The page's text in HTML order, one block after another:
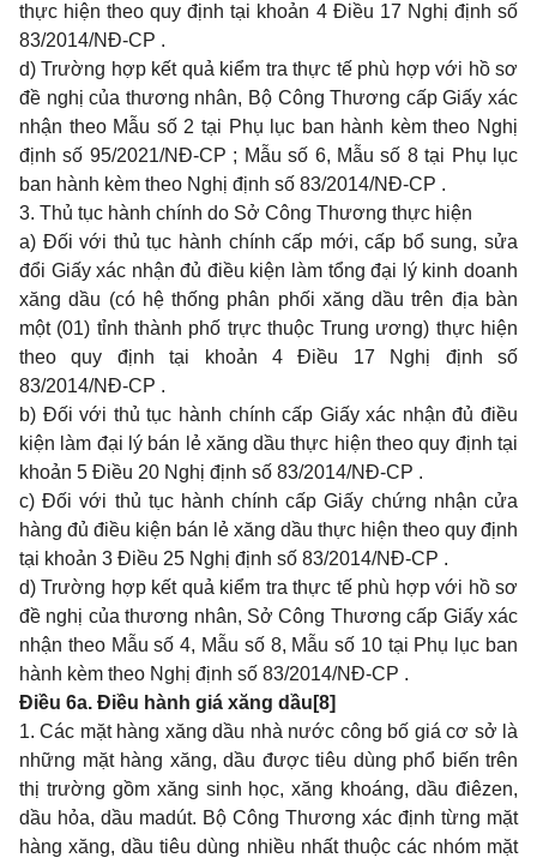
thực hiện theo quy định tại khoản 4 Điều 17 Nghị định số
83/2014/NĐ-CP .
d) Trường hợp kết quả kiểm tra thực tế phù hợp với hồ sơ
đề nghị của thương nhân, Bộ Công Thương cấp Giấy xác
nhận theo Mẫu số 2 tại Phụ lục ban hành kèm theo Nghị
định số 95/2021/NĐ-CP ; Mẫu số 6, Mẫu số 8tại Phụ lục
ban hành kèm theo Nghị định số 83/2014/NĐ-CP .
3. Thủ tục hành chính do Sở Công Thương thực hiện
a) Đối với thủ tục hành chính cấp mới, cấp bổ sung, sửa
đổi Giấy xác nhận đủ điều kiện làm tổng đại lý kinh doanh
xăng dầu (có hệ thống phân phối xăng dầu trên địa bàn
một (01) tỉnh thành phố trực thuộc Trung ương) thực hiện
theo quy định tại khoản 4 Điều 17 Nghị định số
83/2014/NĐ-CP .
b) Đối với thủ tục hành chính cấp Giấy xác nhận đủ điều
kiện làm đại lý bán lẻ xăng dầu thực hiện theo quy định tại
khoản 5 Điều 20 Nghị định số 83/2014/NĐ-CP .
c) Đối với thủ tục hành chính cấp Giấy chứng nhận cửa
hàng đủ điều kiện bán lẻ xăng dầu thực hiện theo quy định
tại khoản 3 Điều 25 Nghị định số 83/2014/NĐ-CP .
d) Trường hợp kết quả kiểm tra thực tế phù hợp với hồ sơ
đề nghị của thương nhân, Sở Công Thương cấp Giấy xác
nhận theo Mẫu số 4, Mẫu số 8, Mẫu số 10tại Phụ lục ban
hành kèm theo Nghị định số 83/2014/NĐ-CP .
Điều 6a. Điều hành giá xăng dầu [8]
1. Các mặt hàng xăng dầu nhà nước công bố giá cơ sở là
những mặt hàng xăng, dầu được tiêu dùng phổ biến trên
thị trường gồm xăng sinh học, xăng khoáng, dầu điêzen,
dầu hỏa, dầu madút. Bộ Công Thương xác định từng mặt
hàng xăng, dầu tiêu dùng nhiều nhất thuộc các nhóm mặt